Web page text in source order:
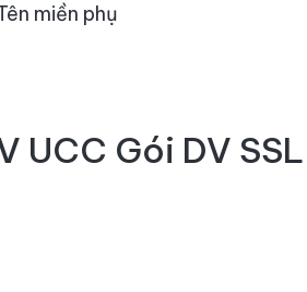
miền phụ
UCC Gói DV SSL